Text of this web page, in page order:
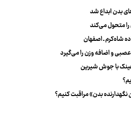
بدن ابداع شد
متحول می‌کند
شاه‌کرم ـ اصفهان
با جوش شیرین
نگهدارنده بدن» مراقبت کنیم؟